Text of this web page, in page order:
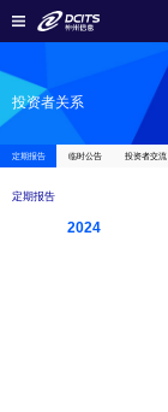
投资者关系
定期报告 临时公告 投资者交流
定期报告
2024